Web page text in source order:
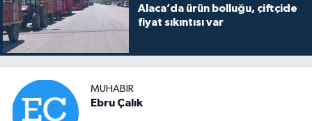
Alaca’da ürün bolluğu, çiftçide
fiyat sıkıntısı var
MUHABIR
Ebru Çalık